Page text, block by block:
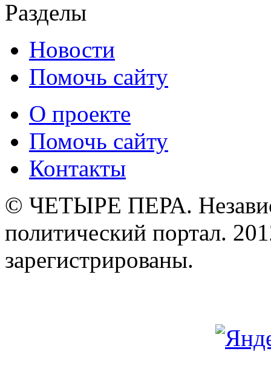
Разделы
Новости
Помочь сайту
О проекте
Помочь сайту
Контакты
© ЧЕТЫРЕ ПЕРА.
политический портал.
зарегистрированы.